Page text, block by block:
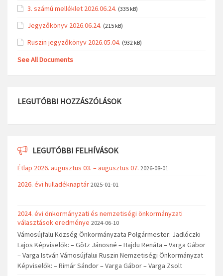
3. számú melléklet 2026.06.24. (335 kB)
Jegyzőkönyv 2026.06.24. (215 kB)
Ruszin jegyzőkönyv 2026.05.04. (932 kB)
See All Documents
LEGUTÓBBI HOZZÁSZÓLÁSOK
LEGUTÓBBI FELHÍVÁSOK
Étlap 2026. augusztus 03. – augusztus 07. 2026-08-01
2026. évi hulladéknaptár 2025-01-01
2024. évi önkormányzati és nemzetiségi önkormányzati
választások eredménye 2024-06-10
Vámosújfalu Község Önkormányzata Polgármester: Jadlóczki
Lajos Képviselők: – Götz Jánosné – Hajdu Renáta – Varga Gábor
– Varga István Vámosújfalui Ruszin Nemzetiségi Önkormányzat
Képviselők: – Rimár Sándor – Varga Gábor – Varga Zsolt